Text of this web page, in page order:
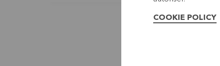
COOKIE POLICY